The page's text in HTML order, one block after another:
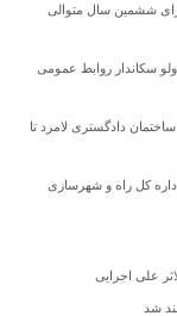
ششمین سال متوالی
سکاندار روابط عمومی
دادگستری لامرد تا
کل راه و شهرسازی
علی اجرایی
شد